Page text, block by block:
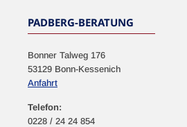
PADBERG-BERATUNG
Bonner Talweg 176
53129 Bonn-Kessenich
Anfahrt
Telefon:
0228 / 24 24 854